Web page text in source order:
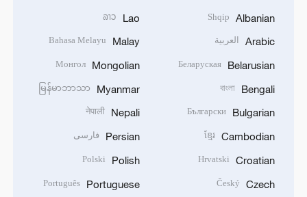
Albanian
Shqip
Arabic العربية
Belarusian
Беларуская
Bengali
বাংলা
Bulgarian
Български
Cambodian
ខ្មែរ
Croatian
Hrvatski
Czech
Český
Lao
ລາວ
Malay
Bahasa Melayu
Mongolian
Монгол
Myanmar
မြန်မာဘာသာ
Nepali
नेपाली
Persian فارسی
Polish
Polski
Portuguese
Português